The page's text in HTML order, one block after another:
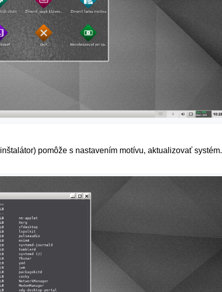
inštalátor) pomôže s nastavením motívu, aktualizovať systém.